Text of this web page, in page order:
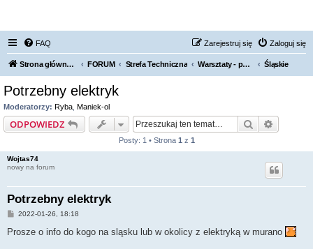
FAQ Zaloguj się
Zarejestruj się
Strona główna KLUBU FORUM Strefa Techniczna Warsztaty - polecamy, odradzamy Śląskie
Potrzebny elektryk
Moderatorzy: Ryba Maniek-ol
ODPOWIEDZ Szukaj
Posty: 1 • Strona 1 z 1
Wojtas74
nowy na forum
Potrzebny elektryk
P
s
2022-01-26, 18:18
Prosze o info do kogo na sląsku lub w okolicy z elektryką w murano